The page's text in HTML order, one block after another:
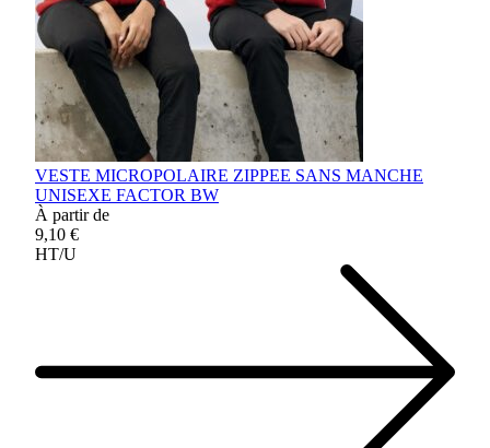
VESTE MICROPOLAIRE ZIPPEE SANS MANCHE
UNISEXE FACTOR BW
À partir de
9,10 €
HT/U